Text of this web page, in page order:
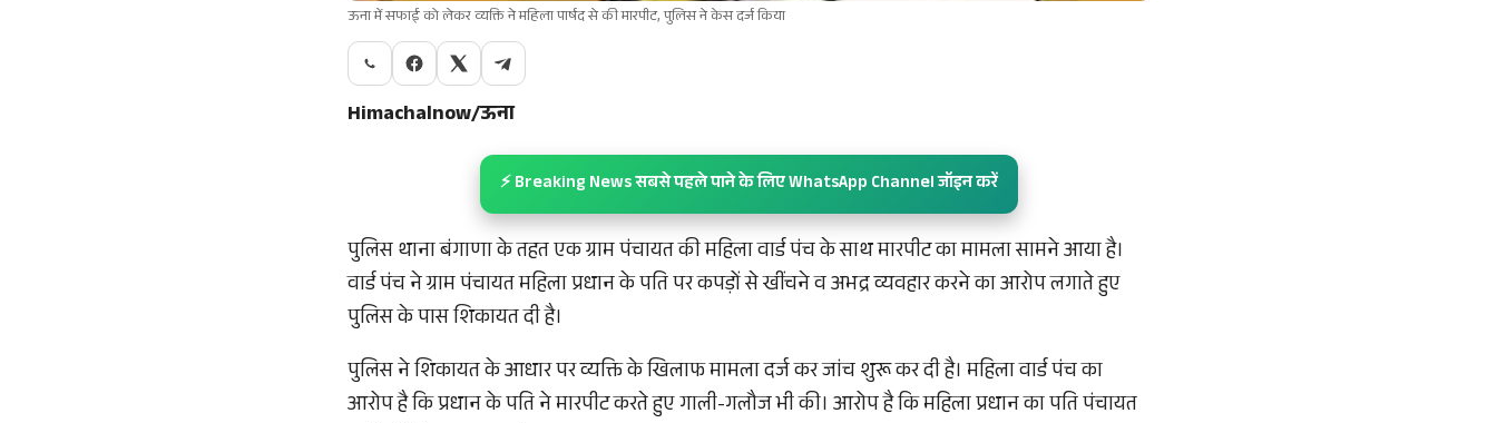
ऊना में सफाई को लेकर व्यक्ति ने महिला पार्षद से की मारपीट, पुलिस ने केस दर्ज किया
Himachalnow/ऊना
⚡ Breaking News सबसे पहले पाने के लिए WhatsApp Channel जॉइन करें
पुलिस थाना बंगाणा के तहत एक ग्राम पंचायत की महिला वार्ड पंच के साथ मारपीट का मामला सामने आया है।
वार्ड पंच ने ग्राम पंचायत महिला प्रधान के पति पर कपड़ों से खींचने व अभद्र व्यवहार करने का आरोप लगाते हुए
पुलिस के पास शिकायत दी है।
पुलिस ने शिकायत के आधार पर व्यक्ति के खिलाफ मामला दर्ज कर जांच शुरू कर दी है। महिला वार्ड पंच का
आरोप है कि प्रधान के पति ने मारपीट करते हुए गाली-गलौज भी की। आरोप है कि महिला प्रधान का पति पंचायत